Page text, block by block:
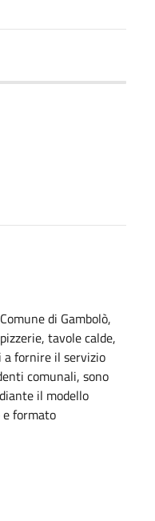
di Gambolò,
tavole calde,
fornire il servizio
comunali, sono
il modello
formato